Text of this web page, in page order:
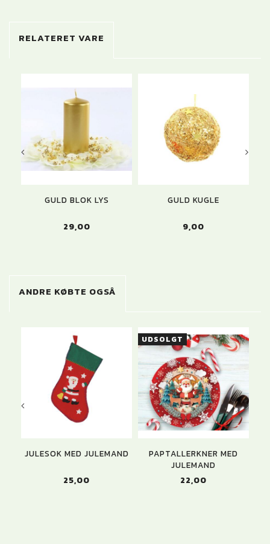
RELATERET VARE
GULD BLOK LYS
29,00
GULD KUGLE
9,00
ANDRE KØBTE OGSÅ
JULESOK MED JULEMAND
25,00
UDSOLGT
PAPTALLERKNER MED
JULEMAND
22,00